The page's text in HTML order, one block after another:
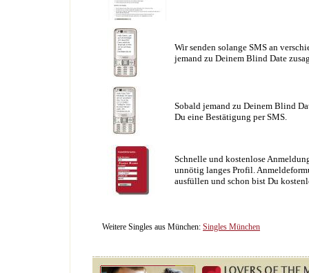
Wir senden solange SMS an
jemand zu Deinem Blind Date
Sobald jemand zu Deinem Blind
Du eine Bestätigung per SMS.
Schnelle und kostenlose
unnötig langes Profil.
ausfüllen und schon bist Du
Weitere Singles aus München: Singles München